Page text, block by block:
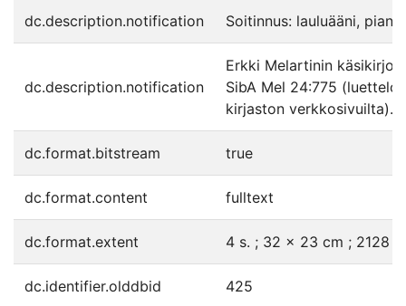
dc.description.notification Soitinnus: lauluääni, piano.
dc.description.notification
Erkki Melartinin
SibA Mel 24:775
kirjaston verkkosivuilta).
dc.format.bitstream true
dc.format.content fulltext
dc.format.extent 4 s. ; 32 x 23 cm ; 2128
dc.identifier.olddbid 425